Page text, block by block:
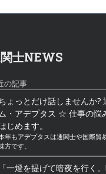
士NEWS
の記事
ょっとだけ話しませんか?
・アデプタス ☆ 仕事の悩
じめます。
年もアデプタスは通関士や国際貿
方です。
一燈を提げて暗夜を行く